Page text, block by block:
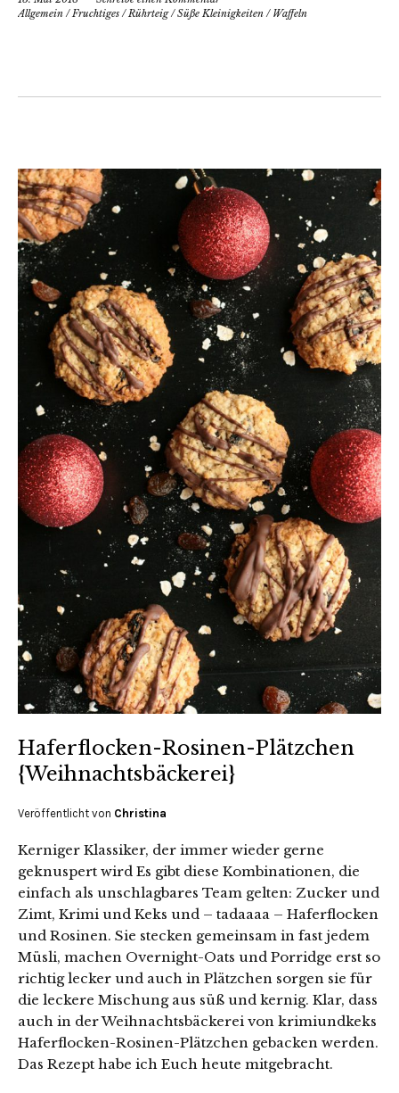
Allgemein / Fruchtiges / Rührteig/Süße Kleinigkeiten / Waffeln
Haferflocken-Rosinen-Plätzchen
{Weihnachtsbäckerei}
Veröffentlicht von Christina
Kerniger Klassiker, der immer wieder gerne
geknuspert wird Es gibt diese Kombinationen, die
einfach als unschlagbares Team gelten: Zucker und
Zimt, Krimi und Keks und – tadaaaa – Haferflocken
und Rosinen. Sie stecken gemeinsam in fast jedem
Müsli, machen Overnight-Oats und Porridge erst so
richtig lecker und auch in Plätzchen sorgen sie für
die leckere Mischung aus süß und kernig. Klar, dass
auch in der Weihnachtsbäckerei von krimiundkeks
Haferflocken-Rosinen-Plätzchen gebacken werden.
Das Rezept habe ich Euch heute mitgebracht.